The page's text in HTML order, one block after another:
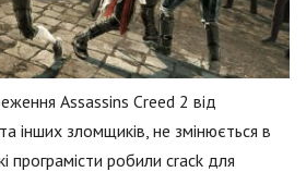
Assassins Creed 2 від
інших зломщиків, не змінюється в
програмісти робили crack для